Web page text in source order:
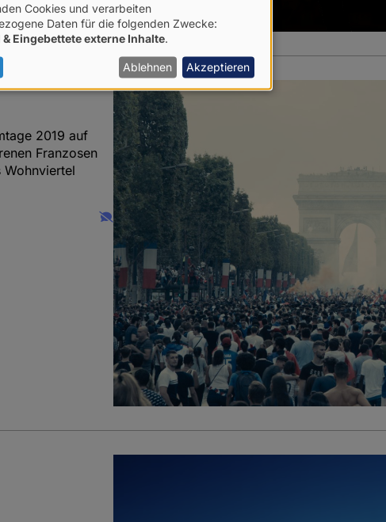
2019 auf
Franzosen
Cookies und verarbeiten
Daten für die folgenden Zwecke:
Eingebettete externe Inhalte
Ablehnen Akzeptieren